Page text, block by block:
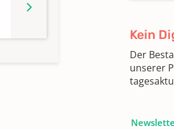
Kein
Der
unserer